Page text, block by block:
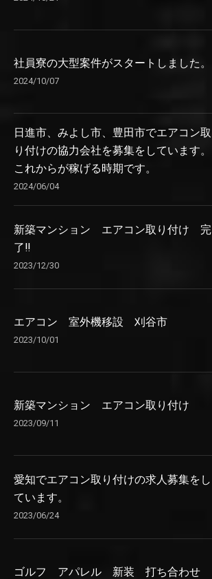
社員寮の大型案件がスタートしました。
2024/10/07
日進市、みよし市、豊田市でエアコン取
り付けの協力会社を募集をしています。
これからが稼げる時期です。
2024/06/04
新築マンション エアコン取り付け 完
了‼️
2023/12/30
エアコン 室外機移設 刈谷市
2023/10/01
新築マンション エアコン取り付け
2023/09/11
愛知でエアコン取り付けの求人募集をし
ています。
2023/06/24
ゴルフ アパレル 新装 打ち合わせ